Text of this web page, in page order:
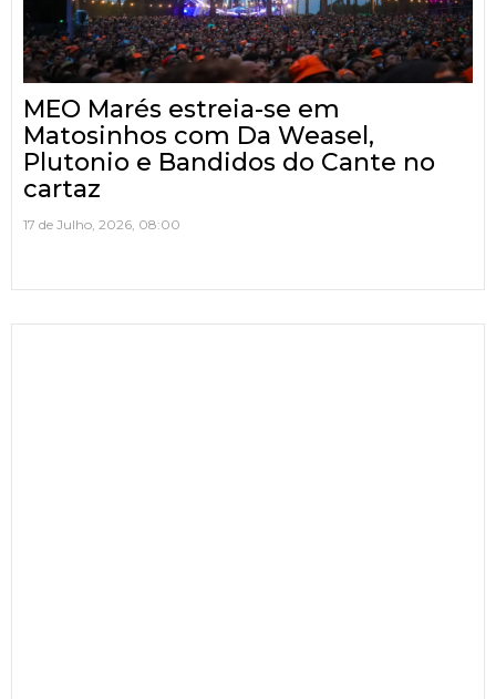
MEO Marés estreia-se em
Matosinhos com Da Weasel,
Plutonio e Bandidos do Cante no
cartaz
17 de Julho, 2026, 08:00